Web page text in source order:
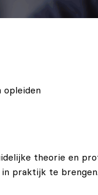
opleiden
theorie en
in praktijk te brengen.